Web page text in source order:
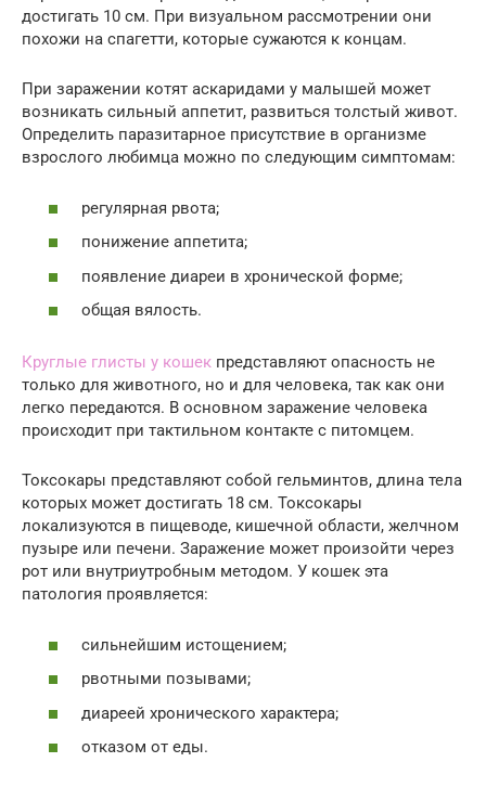
достигать 10 см. При визуальном рассмотрении они
похожи на спагетти, которые сужаются к концам.
При заражении котят аскаридами у малышей может
возникать сильный аппетит, развиться толстый живот.
Определить паразитарное присутствие в организме
взрослого любимца можно по следующим симптомам:
регулярная рвота;
понижение аппетита;
появление диареи в хронической форме;
общая вялость.
Круглые глисты у кошек представляют опасность не
только для животного, но и для человека, так как они
легко передаются. В основном заражение человека
происходит при тактильном контакте с питомцем.
Токсокары представляют собой гельминтов, длина тела
которых может достигать 18 см. Токсокары
локализуются в пищеводе, кишечной области, желчном
пузыре или печени. Заражение может произойти через
рот или внутриутробным методом. У кошек эта
патология проявляется:
сильнейшим истощением;
рвотными позывами;
диареей хронического характера;
отказом от еды.